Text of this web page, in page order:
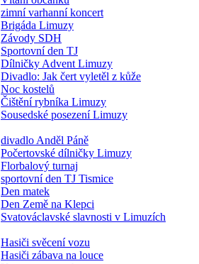
zimní varhanní koncert
Brigáda Limuzy
Závody SDH
Sportovní den TJ
Dílničky Advent Limuzy
Divadlo: Jak čert vyletěl z kůže
Noc kostelů
Čištění rybníka Limuzy
Sousedské posezení Limuzy
divadlo Anděl Páně
Počertovské dílničky Limuzy
Florbalový turnaj
sportovní den TJ Tismice
Den matek
Den Země na Klepci
Svatováclavské slavnosti v Limuzích
Hasiči svěcení vozu
Hasiči zábava na louce